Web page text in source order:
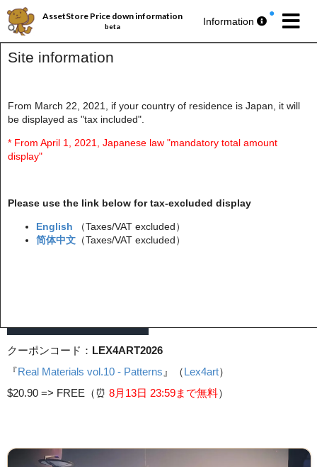
Site information
From March 22, 2021, if your country of residence is Japan, it will
be displayed as "tax included".
* From April 1, 2021, Japanese law "mandatory total amount
display"
Please use the link below for tax-excluded display
English
（Taxes/VAT excluded）
简体中文 （Taxes/VAT excluded）
AssetStore Price down information
beta Information
パブリッシャー丸ごとセール第193弾
今週の 無料アセットプレゼント🎁
クーポンコード： LEX4ART2026
『Real Materials vol.10 - Patterns 』（Lex4art）
$20.90 => FREE（⏰️ 8月13日 23:59まで無料）